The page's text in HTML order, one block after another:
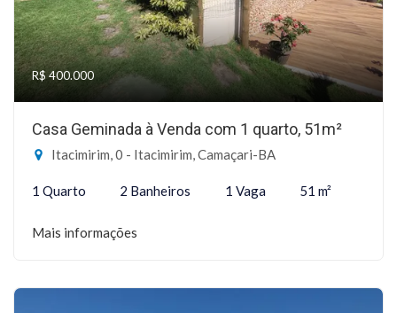
R$ 400.000
Casa Geminada à Venda com 1 quarto, 51m²
Itacimirim, 0 - Itacimirim, Camaçari-BA
1 Quarto 2 Banheiros 1 Vaga 51 m²
Mais informações